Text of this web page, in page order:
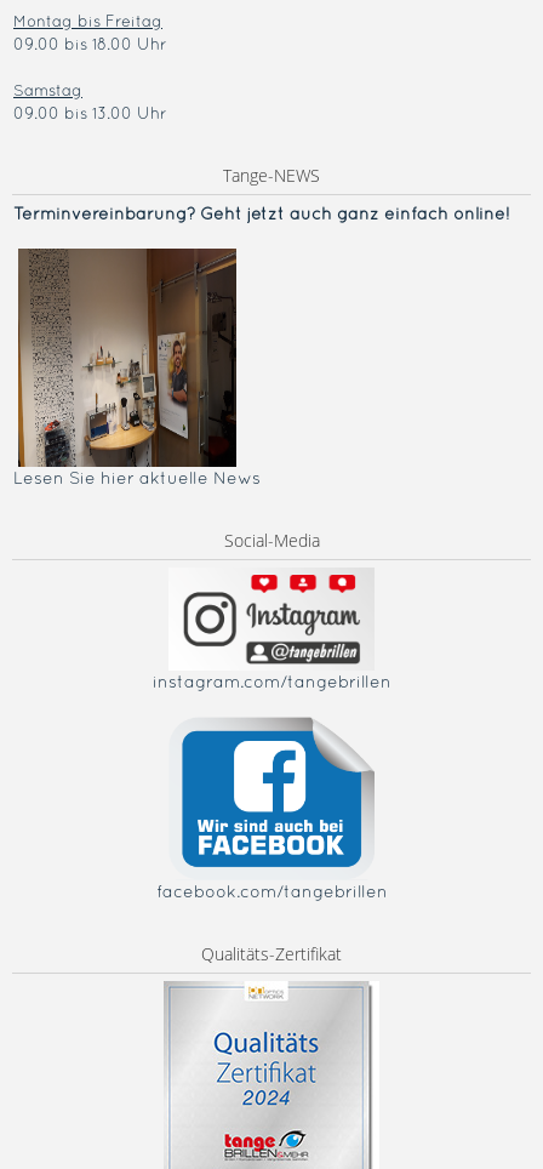
Montag bis Freitag
09.00 bis 18.00 Uhr
Samstag
09.00 bis 13.00 Uhr
Tange-NEWS
Terminvereinbarung? Geht jetzt auch ganz einfach online!
Lesen Sie hier aktuelle News
Social-Media
instagram.com/tangebrillen
facebook.com/tangebrillen
Qualitäts-Zertifikat